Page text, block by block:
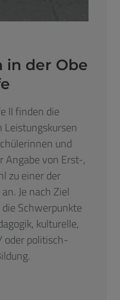
in der Obe
II finden die
und
Angabe von Erst-,
zu einer der
Je nach Ziel
Schwerpunkte
kulturelle,
oder politisch-